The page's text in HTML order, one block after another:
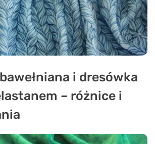
i dresówka
– różnice i